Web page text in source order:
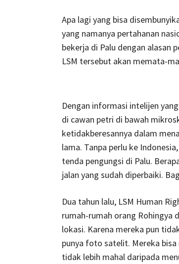
Apa lagi yang bisa
yang namanya pertahanan
bekerja di Palu dengan alasan
LSM tersebut akan memata-
Dengan informasi intelijen
di cawan petri di bawah
ketidakberesannya dalam
lama. Tanpa perlu ke
tenda pengungsi di Palu.
jalan yang sudah diperbaiki.
Dua tahun lalu, LSM Human
rumah-rumah orang Rohingya
lokasi. Karena mereka pun
punya foto satelit. Mereka
tidak lebih mahal daripada